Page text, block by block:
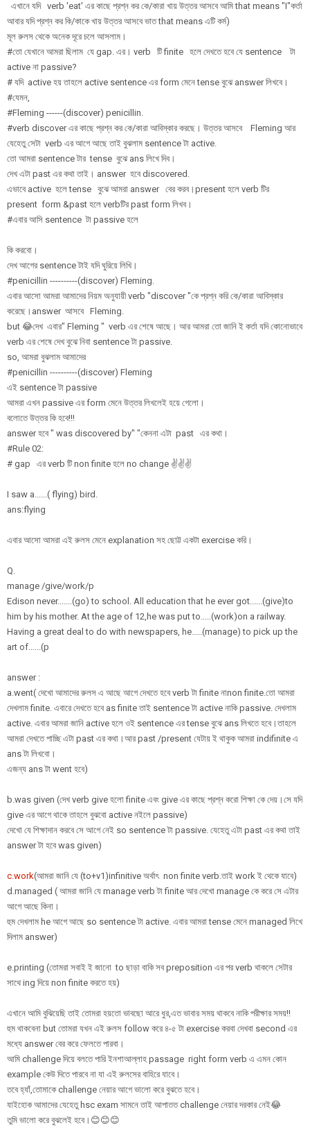
এখানে যদি verb 'eat' এর কাছে প্রশ্ন কর কে/কারা খায় উত্তর আসবে আমি that means "I"কর্তা
আবার যদি প্রশ্ন কর কি/কাকে খায় উত্তর আসবে ভাত that means এটি কর্ম)
মূল রুলস থেকে অনেক দূরে চলে আসলাম।
#তো যেখানে আমরা ছিলাম যে gap. এর। verb টি finite হলে দেখতে হবে যে sentence টা
active না passive?
# যদি active হয় তাহলে active sentence এর form মেনে tense বুঝে answer লিখবে।
#যেমন,
#Fleming ------(discover) penicillin.
#verb discover এর কাছে প্রশ্ন কর কে/কারা আবিস্কার করছে। উত্তর আসবে Fleming আর
যেহেতু সেটা verb এর আগে আছে তাই বুঝলাম sentence টা active.
তো আমরা sentence টার tense বুঝে ans লিখে দিব।
দেখ এটা past এর কথা তাই। answer হবে discovered.
এভাবে active হলে tense বুঝে আমরা answer বের করব।present হলে verb টির
present form &past হলে verbটির past form লিখব।
#এবার আসি sentence টা passive হলে
কি করবো।
দেখ আগের sentence টাই যদি ঘুরিয়ে লিখি।
#penicillin ----------(discover) Fleming.
এবার আসো আমরা আমাদের নিয়ম অনুযায়ী verb "discover "কে প্রশ্ন করি কে/কারা আবিস্কার
করেছে।answer আসবে Fleming.
but 😂দেখ এবার" Fleming " verb এর শেষে আছে। আর আমরা তো জানি ই কর্তা যদি কোনোভাবে
verb এর শেষে দেখ বুঝে নিবা sentence টা passive.
so, আমরা বুঝলাম আমাদের
#penicillin ----------(discover) Fleming
এই sentence টা passive
আমরা এখন passive এর form মেনে উত্তর লিখলেই হয়ে গেলো।
বলোতে উত্তর কি হবে!!!
answer হবে " was discovered by" "কেননা এটা past এর কথা।
#Rule 02:
# gap এর verb টি non finite হলে no change ✌✌✌
I saw a......( flying) bird.
ans:flying
এবার আসো আমরা এই রুলস মেনে explanation সহ ছোট্ট একটা exercise করি।
Q.
manage /give/work/p
Edison never.......(go) to school. All education that he ever got......(give)to
him by his mother. At the age of 12,he was put to.....(work)on a railway.
Having a great deal to do with newspapers, he.....(manage) to pick up the
art of......(p
answer :
a.went( দেখো আমাদের রুলস এ আছে আগে দেখতে হবে verb টা finite নাnon finite.তো আমরা
দেখলাম finite. এবারে দেখতে হবে as finite তাই sentence টা active নাকি passive. দেখলাম
active. এবার আমরা জানি active হলে ওই sentence এর tense বুঝে ans লিখতে হবে।তাহলে
আমরা দেখতে পাচ্ছি এটা past এর কথা।আর past /present যেটায় ই থাকুক আমরা indifinite এ
ans টা লিখবো।
এজন্য ans টা went হবে)
b.was given (দেখ verb give হলো finite এবং give এর কাছে প্রশ্ন করো শিক্ষা কে দেয়।সে যদি
give এর আগে থাকে তাহলে বুঝবো active নইলে passive)
দেখো যে শিক্ষাদান করবে সে আগে নেই so sentence টা passive. যেহেতু এটা past এর কথা তাই
answer টা হবে was given)
c.work(আমরা জানি যে (to+v1)infinitive অর্থাৎ non finite verb.তাই work ই থেকে যাবে)
d.managed ( আমরা জানি যে manage verb টা finite আর দেখো manage কে করে সে এটার
আগে আছে কিনা।
হুম দেখলাম he আগে আছে so sentence টা active. এবার আমরা tense মেনে managed লিখে
দিলাম answer)
e.printing (তোমরা সবাই ই জানো to ছাড়া বাকি সব preposition এর পর verb থাকলে সেটার
সাথে ing দিয়ে non finite করতে হয়)
এখানে আমি বুঝিয়েছি তাই তোমরা হয়তো ভাবছো আরে ধুর,এত ভাবার সময় থাকবে নাকি পরীক্ষার সময়!!
হুম থাকবেনা but তোমরা যখন এই রুলস follow করে ৪-৫ টা exercise করবা দেখবা second এর
মধ্যে answer বের করে ফেলতে পারবা।
আমি challenge দিয়ে বলতে পারি ইনশাআল্লাহ passage right form verb এ এমন কোন
example কেউ দিতে পারবে না যা এই রুলসের বাহিরে যাবে।
তবে হ্যাঁ,তোমাকে challenge নেয়ার আগে ভালো করে বুঝতে হবে।
যাইহোক আমাদের যেহেতু hsc exam সামনে তাই আপাতত challenge নেয়ার দরকার নেই😂
তুমি ভালো করে বুঝলেই হবে।😊😊😊